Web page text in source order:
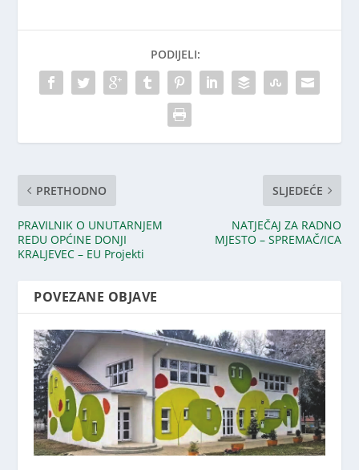
PODIJELI:
PRETHODNO
PRAVILNIK O UNUTARNJEM
REDU OPĆINE DONJI
KRALJEVEC – EU Projekti
SLJEDEĆE
NATJEČAJ ZA RADNO
MJESTO – SPREMAČ/ICA
POVEZANE OBJAVE